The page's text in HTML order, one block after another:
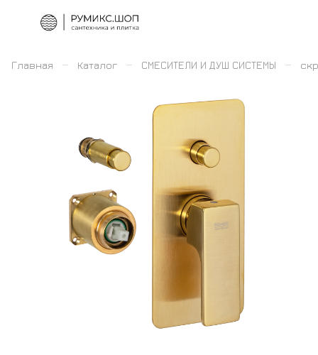
Главная – Каталог – СМЕСИТЕЛИ И ДУШ СИСТЕМЫ –